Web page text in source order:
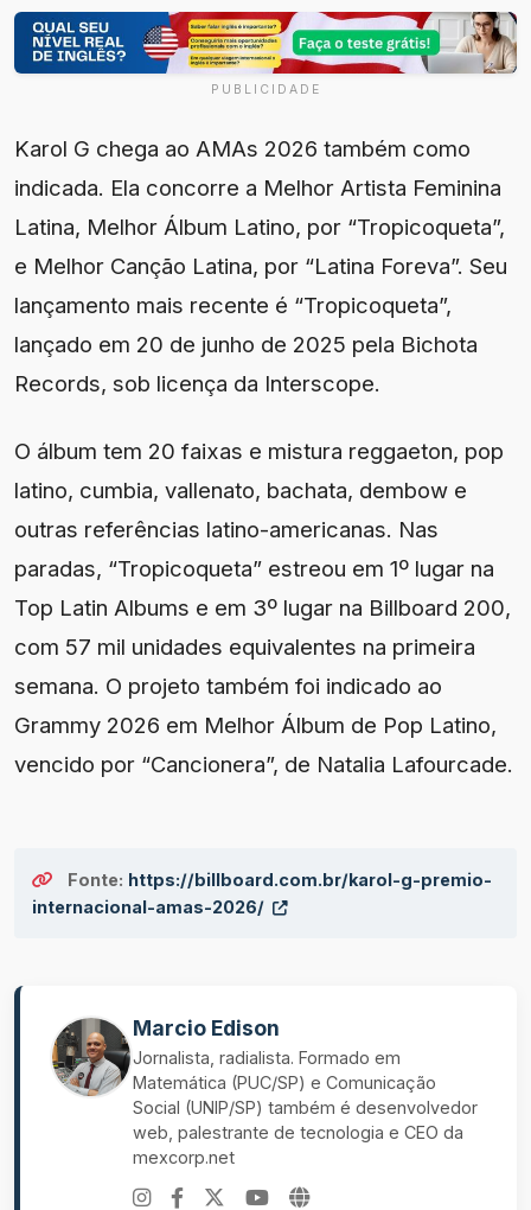
PUBLICIDADE
Karol G chega ao AMAs 2026 também como
indicada. Ela concorre a Melhor Artista Feminina
Latina, Melhor Álbum Latino, por “Tropicoqueta”,
e Melhor Canção Latina, por “Latina Foreva”. Seu
lançamento mais recente é “Tropicoqueta”,
lançado em 20 de junho de 2025 pela Bichota
Records, sob licença da Interscope.
O álbum tem 20 faixas e mistura reggaeton, pop
latino, cumbia, vallenato, bachata, dembow e
outras referências latino-americanas. Nas
paradas, “Tropicoqueta” estreou em 1º lugar na
Top Latin Albums e em 3º lugar na Billboard 200,
com 57 mil unidades equivalentes na primeira
semana. O projeto também foi indicado ao
Grammy 2026 em Melhor Álbum de Pop Latino,
vencido por “Cancionera”, de Natalia Lafourcade.
Fonte: https://billboard.com.br/karol-g-premio-
internacional-amas-2026/
Marcio Edison
Jornalista, radialista. Formado em
Matemática (PUC/SP) e Comunicação
Social (UNIP/SP) também é desenvolvedor
web, palestrante de tecnologia e CEO da
mexcorp.net